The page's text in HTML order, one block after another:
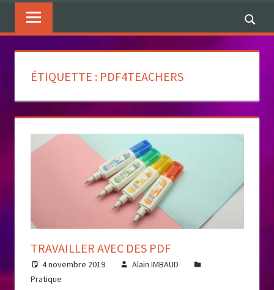
ÉTIQUETTE : PDF4TEACHERS
TRAVAILLER AVEC DES PDF
4 novembre 2019
Alain IMBAUD
Pratique